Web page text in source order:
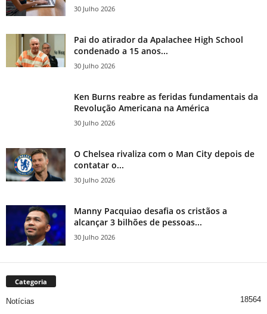
30 Julho 2026
Pai do atirador da Apalachee High School
condenado a 15 anos...
30 Julho 2026
Ken Burns reabre as feridas fundamentais da
Revolução Americana na América
30 Julho 2026
O Chelsea rivaliza com o Man City depois de
contatar o...
30 Julho 2026
Manny Pacquiao desafia os cristãos a
alcançar 3 bilhões de pessoas...
30 Julho 2026
Categoria
Notícias
18564